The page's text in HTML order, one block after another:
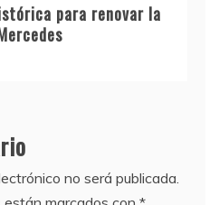
para renovar la
no será publicada.